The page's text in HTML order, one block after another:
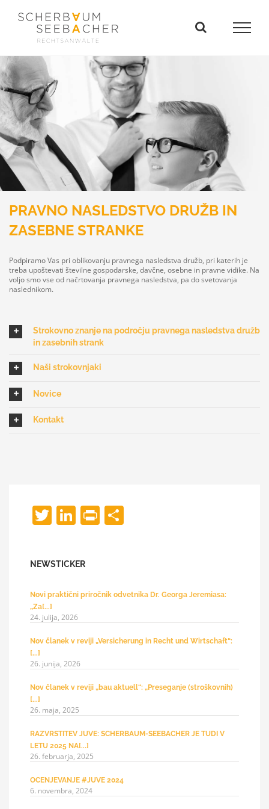
content
PRAVNO NASLEDSTVO DRUŽB IN
ZASEBNE STRANKE
Podpiramo Vas pri oblikovanju pravnega nasledstva družb, pri katerih je
treba upoštevati številne gospodarske, davčne, osebne in pravne vidike. Na
voljo smo vse od načrtovanja pravnega nasledstva, pa do svetovanja
naslednikom.
Strokovno znanje na področju pravnega nasledstva družb
in zasebnih strank
Naši strokovnjaki
Novice
Kontakt
Twitter
LinkedIn
Print
NEWSTICKER
Novi praktični priročnik odvetnika Dr. Georga Jeremiasa:
„Za[...]
24. julija, 2026
Nov članek v reviji „Versicherung in Recht und Wirtschaft“:
[...]
26. junija, 2026
Nov članek v reviji „bau aktuell“: „Preseganje (stroškovnih)
[...]
26. maja, 2025
RAZVRSTITEV JUVE: SCHERBAUM-SEEBACHER JE TUDI V
LETU 2025 NA[...]
26. februarja, 2025
OCENJEVANJE #JUVE 2024
6. novembra, 2024